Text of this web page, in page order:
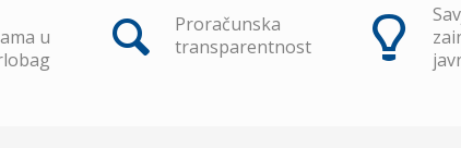
u
Proračunska
transparentnost